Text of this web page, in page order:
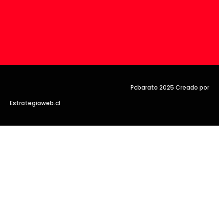
Pcbarato 2025 Creado por
Estrategiaweb.cl